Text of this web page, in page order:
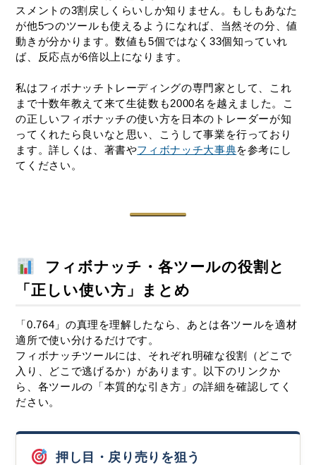
スメントの3割戻しくらいしか知りません。もしもあなた
が他5つのツールも使えるようになれば、当然その分、値
動きが分かります。数値も5個ではなく33個知っていれ
ば、反応点が6倍以上になります。
私はフィボナッチトレーディングの専門家として、これ
まで十数年教えて来て生徒数も2000名を越えました。こ
の正しいフィボナッチの使い方を日本のトレーダーが知
ってくれたら良いなと思い、こうして事業を行っており
ます。詳しくは、著書やフィボナッチ大事典を参考にし
てください。
フィボナッチ・各ツールの役割と
「正しい使い方」まとめ
「0.764」の真理を理解したなら、あとは各ツールを適材
適所で使い分けるだけです。
フィボナッチツールには、それぞれ明確な役割（どこで
入り、どこで逃げるか）があります。以下のリンクか
ら、各ツールの「本質的な引き方」の詳細を確認してく
ださい。
押し目・戻り売りを狙う